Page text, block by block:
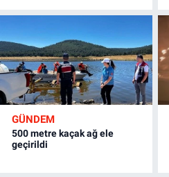
GÜNDEM
500 metre kaçak ağ ele
geçirildi